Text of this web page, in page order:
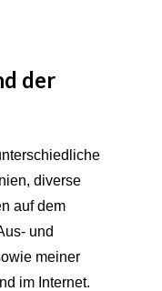
der
diverse
auf dem
und
meiner
im Internet.